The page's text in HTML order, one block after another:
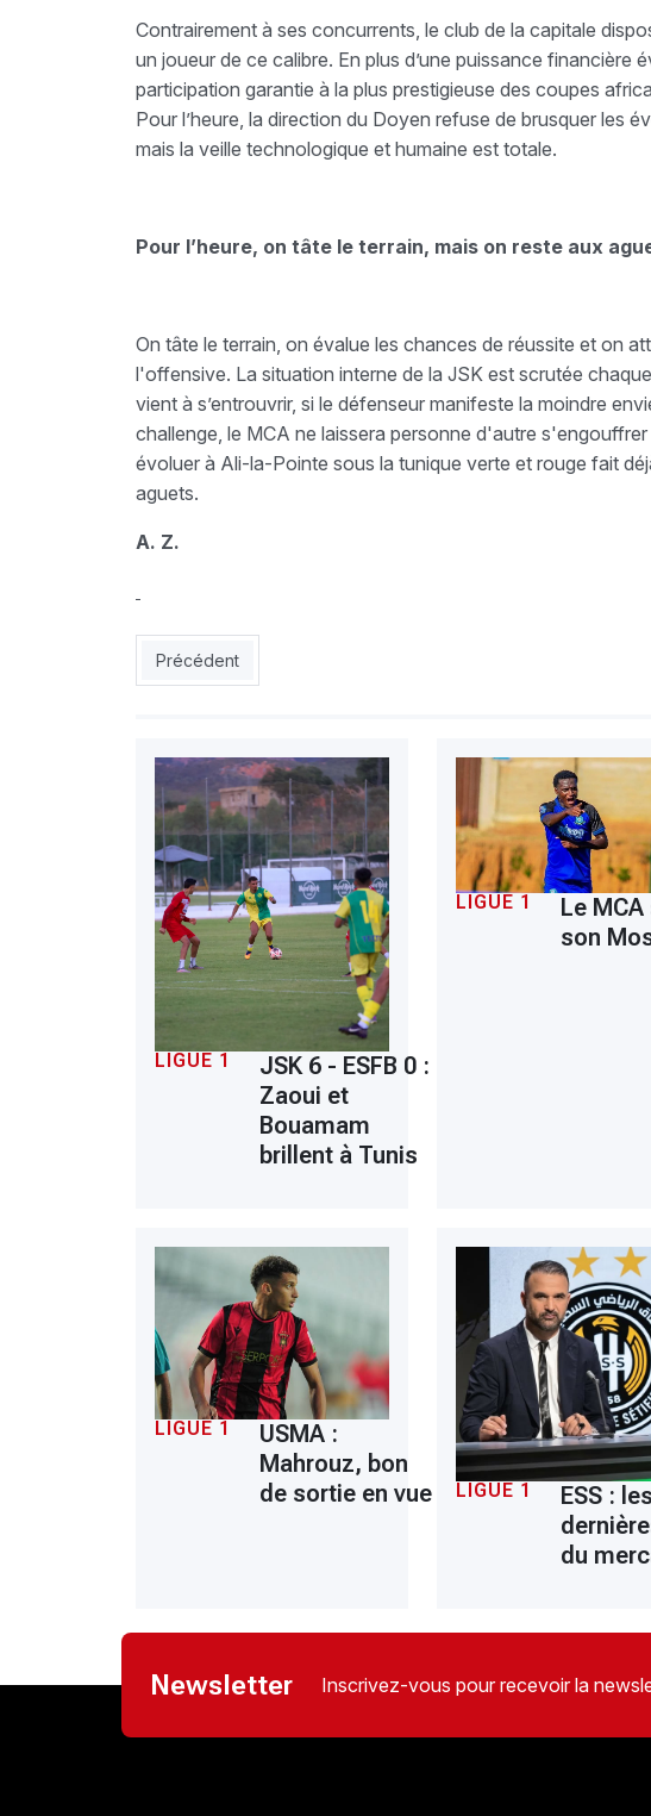
Contrairement à ses concurrents, le club de la capitale
un joueur de ce calibre. En plus d’une puissance financière
participation garantie à la plus prestigieuse des coupes
Pour l’heure, la direction du Doyen refuse de brusquer les
mais la veille technologique et humaine est totale.
Pour l’heure, on tâte le terrain, mais on reste aux
On tâte le terrain, on évalue les chances de réussite et on
l'offensive. La situation interne de la JSK est scrutée
vient à s’entrouvrir, si le défenseur manifeste la moindre
challenge, le MCA ne laissera personne d'autre
évoluer à Ali-la-Pointe sous la tunique verte et rouge fait
aguets.
A. Z.
Article précédent : JSK : Mobilis veut tout changer
Précédent
LIGUE 1
JSK 6 - ESFB 0 :
Zaoui et
Bouamam
brillent à Tunis
LIGUE 1
Le MCA
son
LIGUE 1
USMA :
Mahrouz, bon
de sortie en vue
LIGUE 1
ESS :
du
Newsletter Inscrivez-vous pour recevoir la